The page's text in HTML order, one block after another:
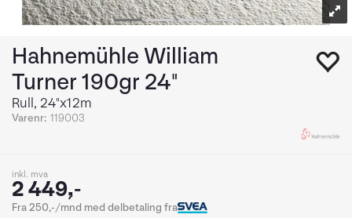
Hahnemühle William
Turner 190gr 24"
Rull, 24"x12m
Varenr: 119003
inkl. mva
2 449,-
Fra 250,-/mnd med delbetaling fra